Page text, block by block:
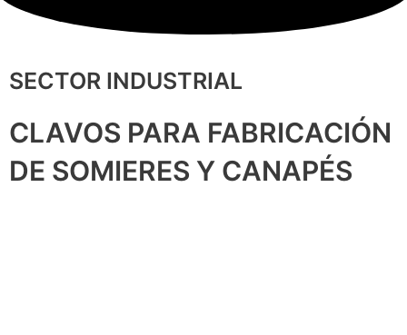
SECTOR INDUSTRIAL
CLAVOS PARA FABRICACIÓN
DE SOMIERES Y CANAPÉS